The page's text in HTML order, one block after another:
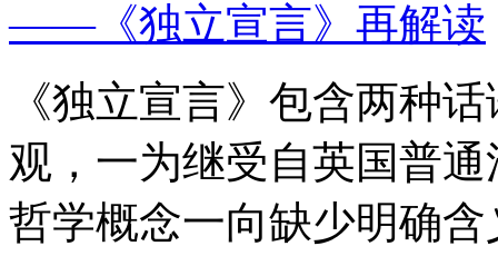
——《独立宣言》再解读
《独立宣言》包含两种
观，一为继受自英国普
哲学概念一向缺少明确